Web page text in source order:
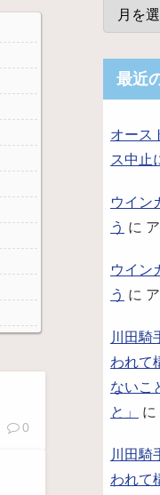
0
最近
オース
ス中止
ウイン
う に
ウイン
う に
川田騎
われて
ないこ
と」
に
川田騎
われて